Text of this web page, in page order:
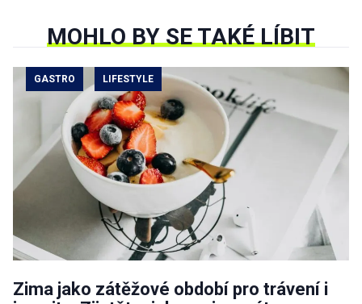
MOHLO BY SE TAKÉ LÍBIT
GASTRO LIFESTYLE
Zima jako zátěžové období pro trávení i